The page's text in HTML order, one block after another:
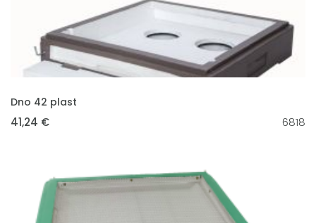
VLOŽIT DO KOŠÍKU
Dno 42 plast
41,24 € 6818